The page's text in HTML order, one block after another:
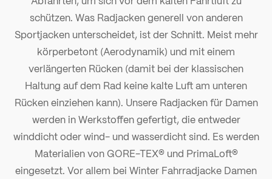
schützen. Was Radjacken generell von anderen
Sportjacken unterscheidet, ist der Schnitt. Meist mehr
körperbetont (Aerodynamik) und mit einem
verlängerten Rücken (damit bei der klassischen
Haltung auf dem Rad keine kalte Luft am unteren
Rücken einziehen kann). Unsere Radjacken für Damen
werden in Werkstoffen gefertigt, die entweder
winddicht oder wind- und wasserdicht sind. Es werden
Materialien von GORE-TEX® und PrimaLoft®
eingesetzt. Vor allem bei Winter Fahrradjacke Damen